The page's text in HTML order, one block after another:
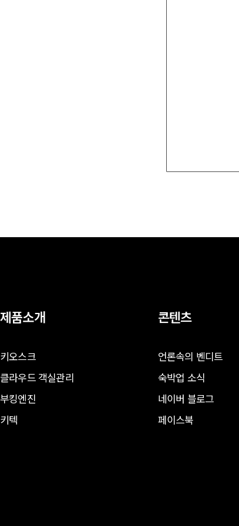
제품소개
키오스크
클라우드 객실관리
부킹엔진
키텍
콘텐츠
언론속의 벤디트
숙박업 소식
네이버 블로그
페이스북